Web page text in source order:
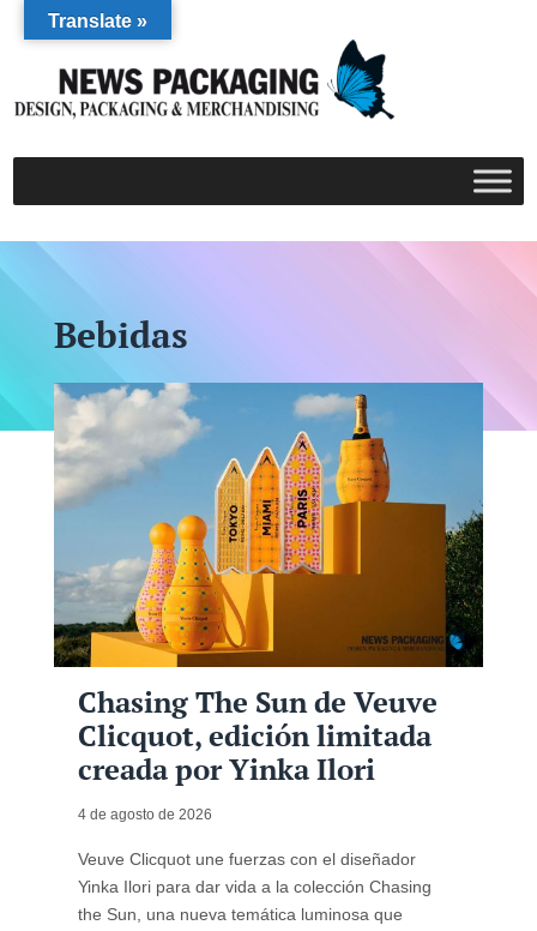
Bebidas
Chasing The Sun de Veuve
Clicquot, edición limitada
creada por Yinka Ilori
4 de agosto de 2026
Veuve Clicquot une fuerzas con el diseñador
Yinka Ilori para dar vida a la colección Chasing
the Sun, una nueva temática luminosa que
Translate »